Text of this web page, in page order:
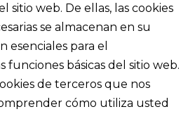
sitio web. De ellas, las cookies
se almacenan en su
esenciales para el
básicas del sitio web.
de terceros que nos
cómo utiliza usted